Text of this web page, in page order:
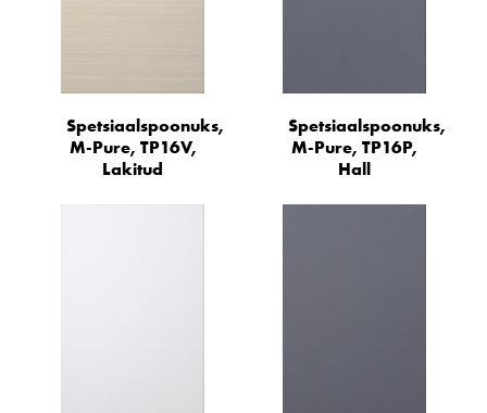
Spetsiaalspoonuks,
M-Pure, TP16V,
Lakitud
Spetsiaalspoonuks,
M-Pure, TP16P,
Hall